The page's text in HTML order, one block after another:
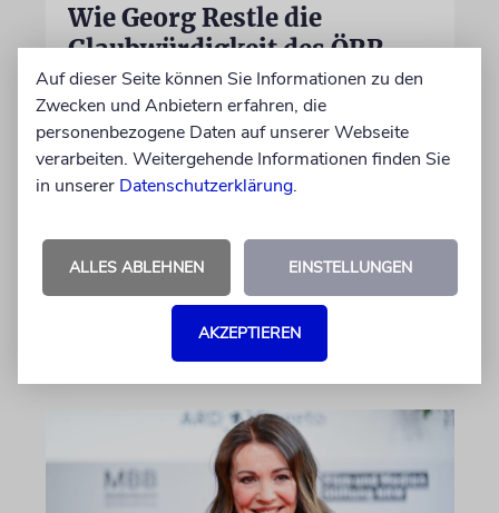
Wie Georg Restle die
Glaubwürdigkeit des ÖRR
untergräbt
Nach dem X-Post des Journalisten hat sich
Felix Schotland, Vorstand der Synagogen-
Gemeinde Köln, an WDR-
Programmdirektorin Andrea Schafarczyk
Auf dieser Seite können Sie Informationen zu den
Zwecken und Anbietern erfahren, die
personenbezogene Daten auf unserer Webseite
verarbeiten. Weitergehende Informationen finden Sie
in unserer Datenschutzerklärung.
ALLES ABLEHNEN EINSTELLUNGEN
AKZEPTIEREN